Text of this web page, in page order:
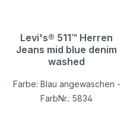
Levi's® 511™ Herren
Jeans mid blue denim
washed
Farbe: Blau angewaschen -
FarbNr.: 5834